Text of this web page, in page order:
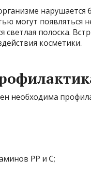
нарушается
могут появляться
полоска.
косметики.
необходима
РР и С;